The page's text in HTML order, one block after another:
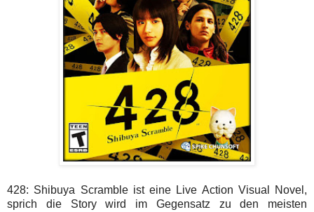
428: Shibuya Scramble ist eine Live Action Visual Novel,
sprich die Story wird im Gegensatz zu den meisten